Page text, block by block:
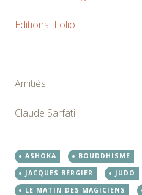
Editions Folio
Amitiés
Claude Sarfati
ASHOKA BOUDDHISME
JACQUES BERGIER
JUDO
LE MATIN DES MAGICIENS